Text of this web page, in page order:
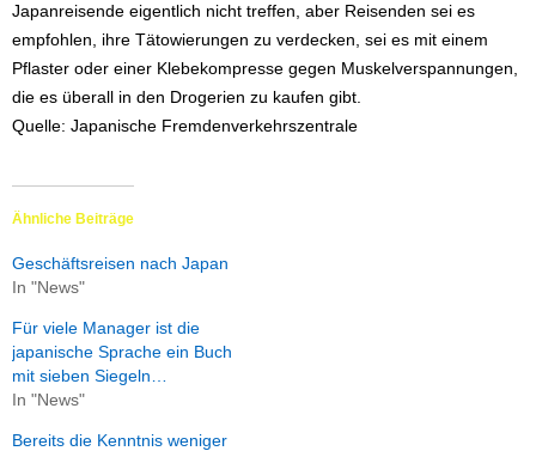
Japanreisende eigentlich nicht treffen, aber Reisenden sei es
empfohlen, ihre Tätowierungen zu verdecken, sei es mit einem
Pflaster oder einer Klebekompresse gegen Muskelverspannungen,
die es überall in den Drogerien zu kaufen gibt.
Quelle: Japanische Fremdenverkehrszentrale
Ähnliche Beiträge
Geschäftsreisen nach Japan
In "News"
Für viele Manager ist die
japanische Sprache ein Buch
mit sieben Siegeln…
In "News"
Bereits die Kenntnis weniger